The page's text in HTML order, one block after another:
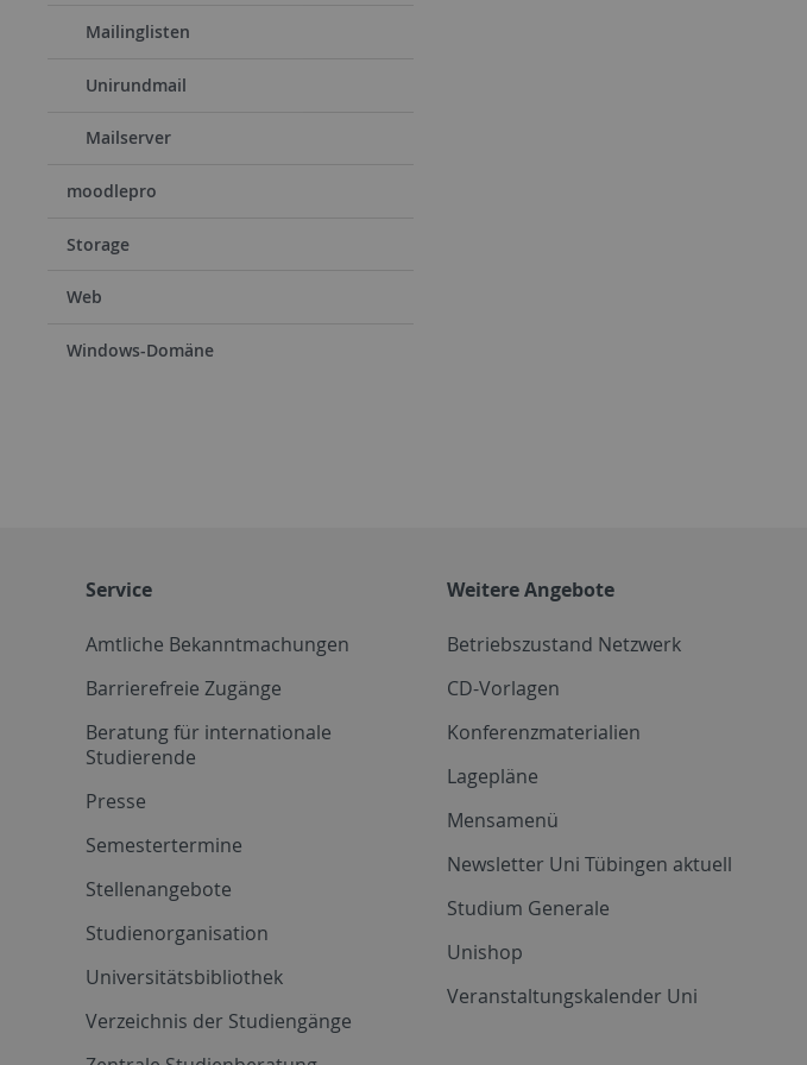
Mailinglisten
Unirundmail
Mailserver
moodlepro
Storage
Web
Windows-Domäne
Service
Amtliche Bekanntmachungen
Barrierefreie Zugänge
Beratung für internationale
Studierende
Presse
Semestertermine
Stellenangebote
Studienorganisation
Universitätsbibliothek
Verzeichnis der Studiengänge
Weitere Angebote
Betriebszustand Netzwerk
CD-Vorlagen
Konferenzmaterialien
Lagepläne
Mensamenü
Newsletter Uni Tübingen aktuell
Studium Generale
Unishop
Veranstaltungskalender Uni